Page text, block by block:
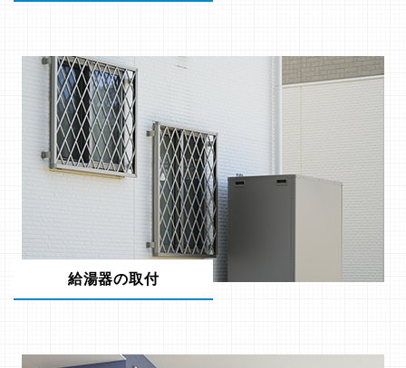
給湯器の取付